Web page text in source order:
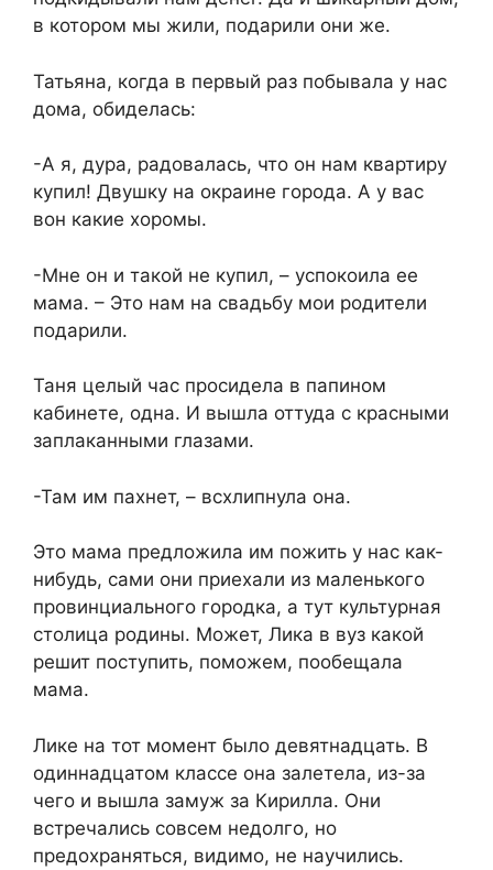
в котором мы жили, подарили они же.
Татьяна, когда в первый раз побывала у нас
дома, обиделась:
-А я, дура, радовалась, что он нам квартиру
купил! Двушку на окраине города. А у вас
вон какие хоромы.
-Мне он и такой не купил, – успокоила ее
мама. – Это нам на свадьбу мои родители
подарили.
Таня целый час просидела в папином
кабинете, одна. И вышла оттуда с красными
заплаканными глазами.
-Там им пахнет, – всхлипнула она.
Это мама предложила им пожить у нас как-
нибудь, сами они приехали из маленького
провинциального городка, а тут культурная
столица родины. Может, Лика в вуз какой
решит поступить, поможем, пообещала
мама.
Лике на тот момент было девятнадцать. В
одиннадцатом классе она залетела, из-за
чего и вышла замуж за Кирилла. Они
встречались совсем недолго, но
предохраняться, видимо, не научились.